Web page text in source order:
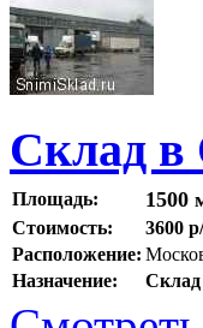
Склад в
Площадь: 1500
Стоимость:
3600
Расположение:
Назначение:
Склад